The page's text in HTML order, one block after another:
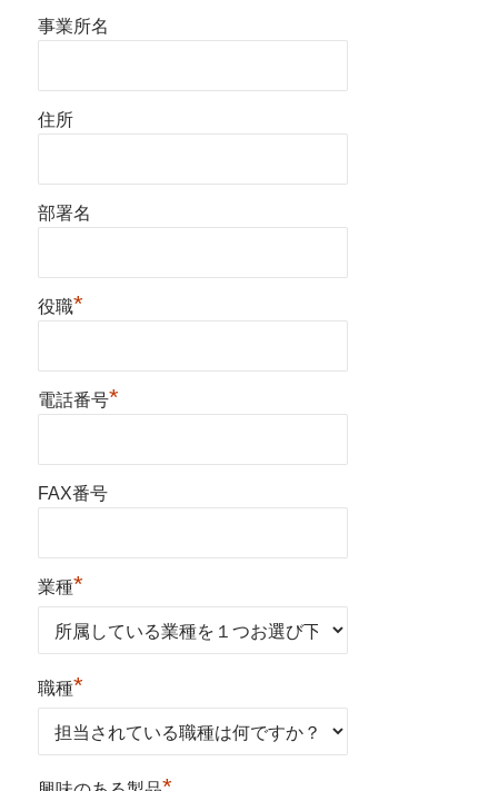
事業所名
住所
部署名
役職*
電話番号*
FAX番号
業種*
職種*